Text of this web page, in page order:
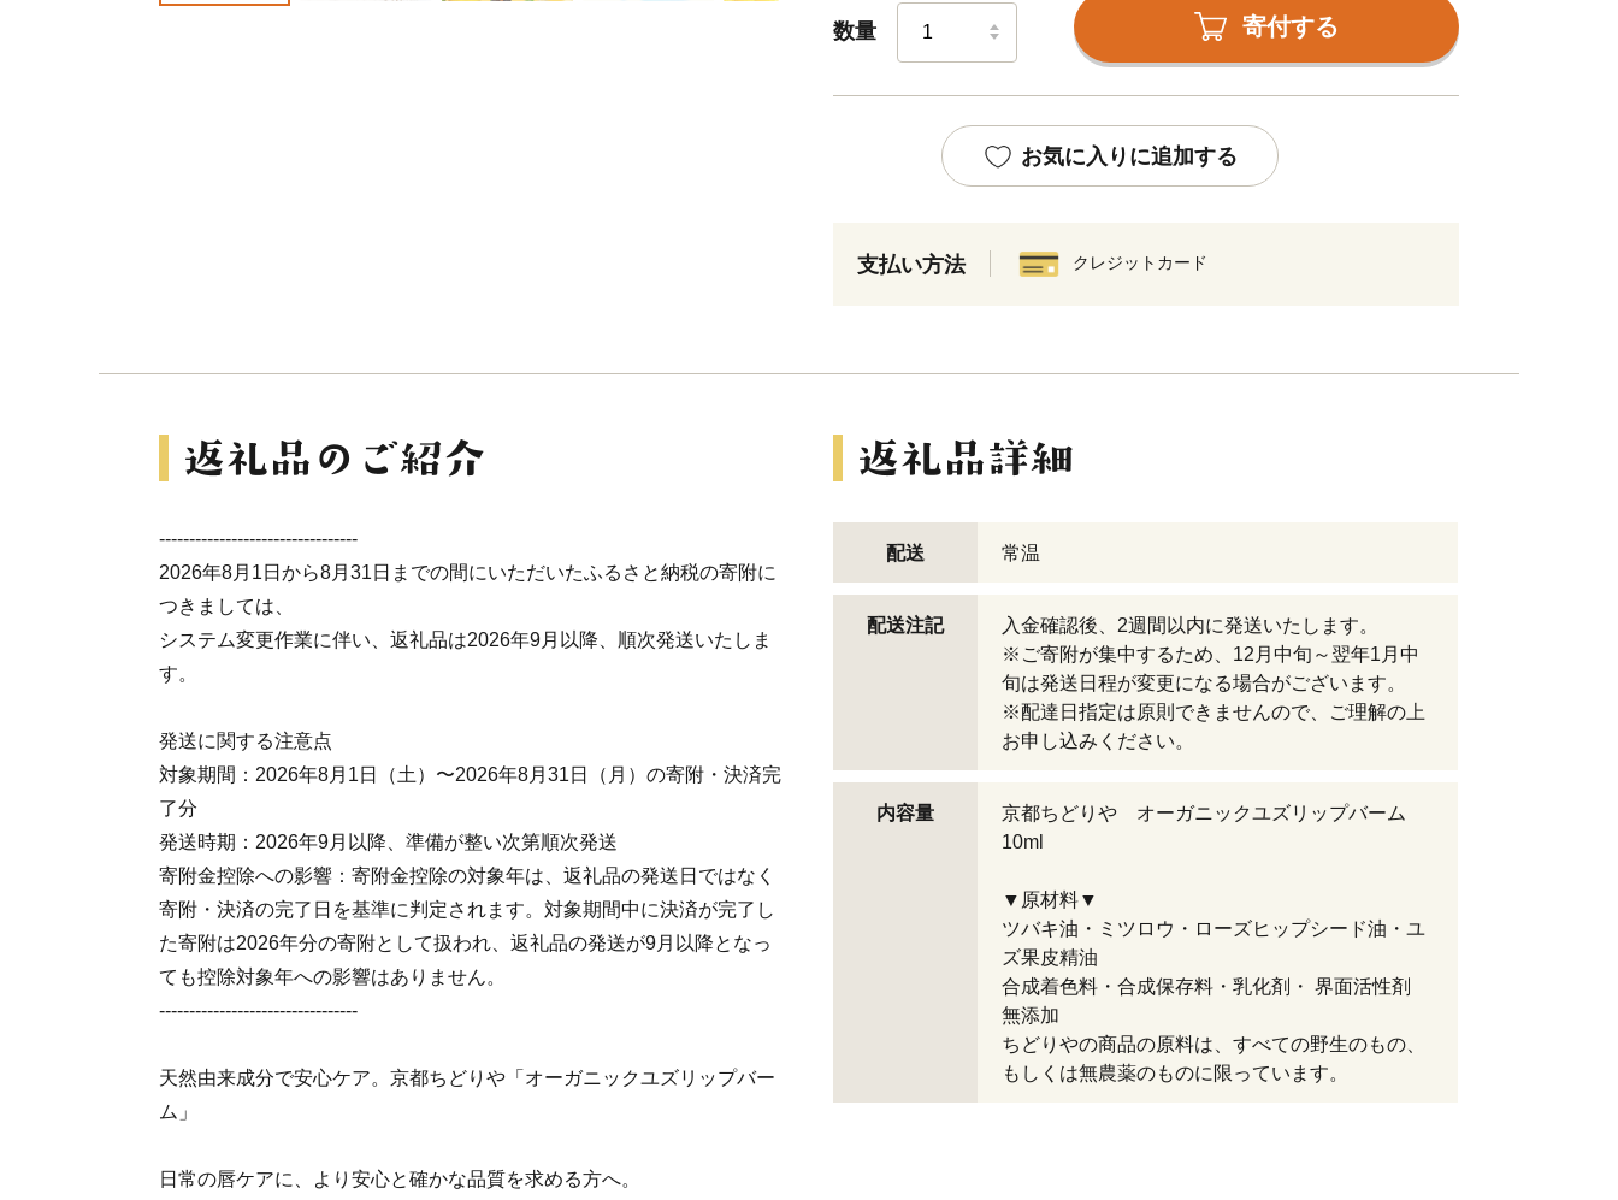
数量 寄付する
お気に入りに追加する
支払い方法 クレジットカード
---------------------------------
2026年8月1日から8月31日までの間にいただいたふるさと納税の寄附に
つきましては、
システム変更作業に伴い、返礼品は2026年9月以降、順次発送いたしま
す。
発送に関する注意点
対象期間：2026年8月1日（土）〜2026年8月31日（月）の寄附・決済完
了分
発送時期：2026年9月以降、準備が整い次第順次発送
寄附金控除への影響：寄附金控除の対象年は、返礼品の発送日ではなく
寄附・決済の完了日を基準に判定されます。対象期間中に決済が完了し
た寄附は2026年分の寄附として扱われ、返礼品の発送が9月以降となっ
ても控除対象年への影響はありません。
---------------------------------
天然由来成分で安心ケア。京都ちどりや「オーガニックユズリップバー
ム」
日常の唇ケアに、より安心と確かな品質を求める方へ。
配送 常温
配送注記
入金確認後、2週間以内に発送いたします。
※ご寄附が集中するため、12月中旬～翌年1月中
旬は発送日程が変更になる場合がございます。
※配達日指定は原則できませんので、ご理解の上
お申し込みください。
内容量
京都ちどりや オーガニックユズリップバーム
10ml
▼原材料▼
ツバキ油・ミツロウ・ローズヒップシード油・ユ
ズ果皮精油
合成着色料・合成保存料・乳化剤・ 界面活性剤
無添加
ちどりやの商品の原料は、すべての野生のもの、
もしくは無農薬のものに限っています。